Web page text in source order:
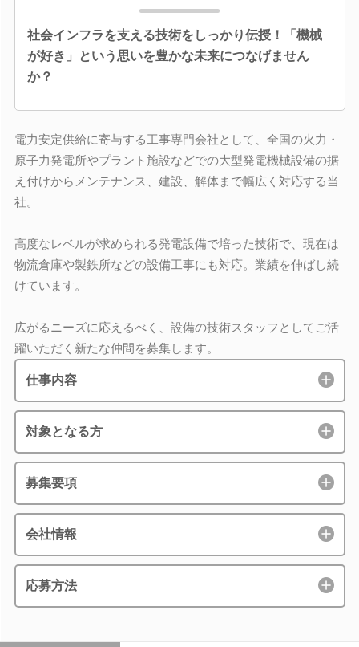
社会インフラを支える技術をしっかり伝授！「機械
が好き」という思いを豊かな未来につなげません
か？
電力安定供給に寄与する工事専門会社として、全国の火力・
原子力発電所やプラント施設などでの大型発電機械設備の据
え付けからメンテナンス、建設、解体まで幅広く対応する当
社。
高度なレベルが求められる発電設備で培った技術で、現在は
物流倉庫や製鉄所などの設備工事にも対応。業績を伸ばし続
けています。
広がるニーズに応えるべく、設備の技術スタッフとしてご活
躍いただく新たな仲間を募集します。
仕事内容
対象となる方
募集要項
会社情報
応募方法